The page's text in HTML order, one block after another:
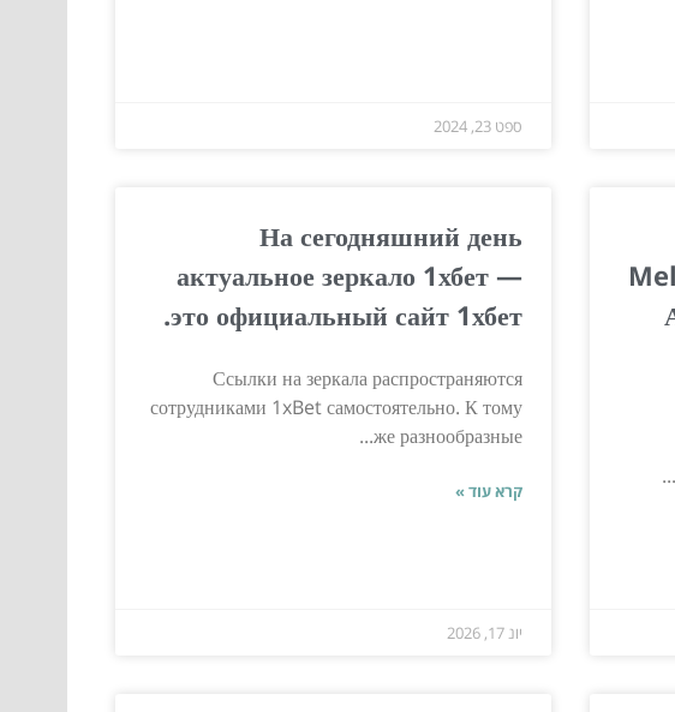
ספט 23, 2024
На сегодняшний день
актуальное зеркало 1хбет —
это официальный сайт 1хбет.
Ссылки на зеркала распространяются
сотрудниками 1xBet самостоятельно. К тому
же разнообразные...
קרא עוד »
יונ 17, 2026